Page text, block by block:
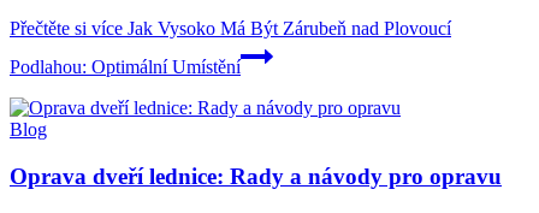
Přečtěte si více Jak Vysoko Má Být Zárubeň nad Plovoucí
Podlahou: Optimální Umístění
Blog
Oprava dveří lednice: Rady a návody pro opravu